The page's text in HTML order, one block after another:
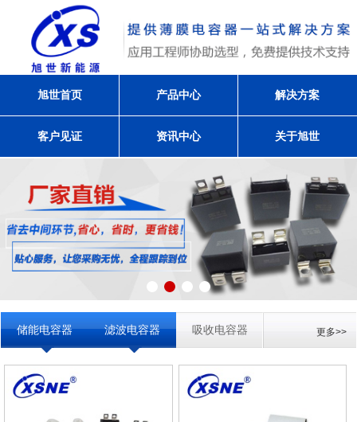
旭世首页 产品中心 解决方案
客户见证 资讯中心 关于旭世
储能电容器 滤波电容器 吸收电容器 更多>>